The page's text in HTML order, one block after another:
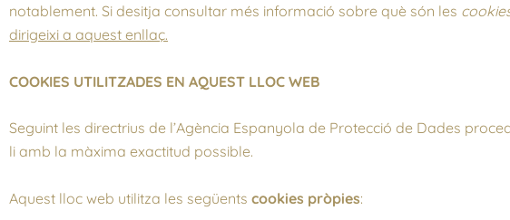
notablement. Si desitja consultar més informació sobre què són les
dirigeixi a aquest enllaç.
COOKIES UTILITZADES EN AQUEST LLOC WEB
Seguint les directrius de l’Agència Espanyola de Protecció de Dades
li amb la màxima exactitud possible.
Aquest lloc web utilitza les següents cookies pròpies: